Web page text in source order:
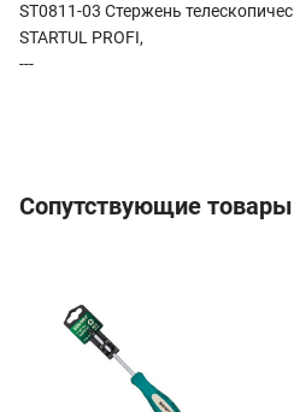
ST0811-03 Стержень
STARTUL PROFI,
---
Сопутствующие товары